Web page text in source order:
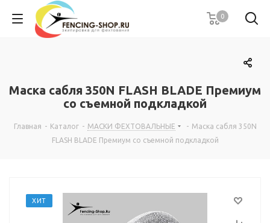
0
Маска сабля 350N FLASH BLADE Премиум
со съемной подкладкой
Главная - Каталог - МАСКИ ФЕХТОВАЛЬНЫЕ - Маска сабля 350N
FLASH BLADE Премиум со съемной подкладкой
ХИТ